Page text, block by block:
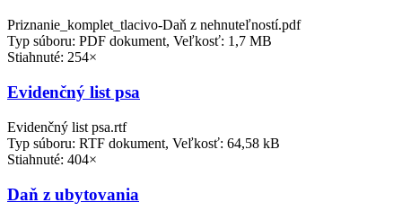
Priznanie_komplet_tlacivo-Daň z nehnuteľností.pdf
Typ súboru: PDF dokument, Veľkosť: 1,7 MB
Stiahnuté: 254×
Evidenčný list psa
Evidenčný list psa.rtf
Typ súboru: RTF dokument, Veľkosť: 64,58 kB
Stiahnuté: 404×
Daň z ubytovania